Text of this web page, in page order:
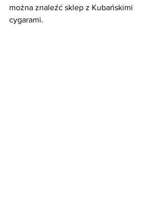
można znaleźć sklep z Kubańskimi
cygarami.